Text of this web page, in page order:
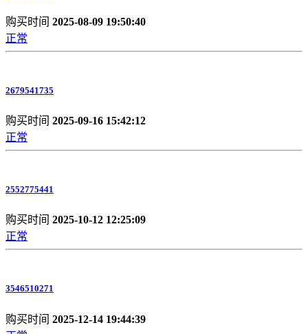
购买时间 2025-08-09 19:50:40
正常
2679541735
购买时间 2025-09-16 15:42:12
正常
2552775441
购买时间 2025-10-12 12:25:09
正常
3546510271
购买时间 2025-12-14 19:44:39